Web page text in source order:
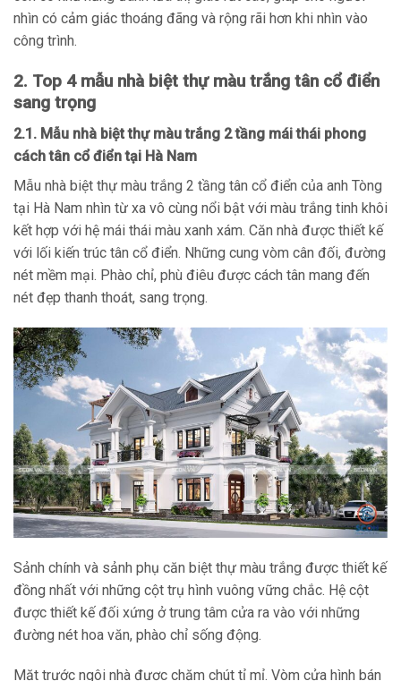
nhìn có cảm giác thoáng đãng và rộng rãi hơn khi nhìn vào
công trình.
2. Top 4 mẫu nhà biệt thự màu trắng tân cổ điển
sang trọng
2.1. Mẫu nhà biệt thự màu trắng 2 tầng mái thái phong
cách tân cổ điển tại Hà Nam
Mẫu nhà biệt thự màu trắng 2 tầng tân cổ điển của anh Tòng
tại Hà Nam nhìn từ xa vô cùng nổi bật với màu trắng tinh khôi
kết hợp với hệ mái thái màu xanh xám. Căn nhà được thiết kế
với lối kiến trúc tân cổ điển. Những cung vòm cân đối, đường
nét mềm mại. Phào chỉ, phù điêu được cách tân mang đến
nét đẹp thanh thoát, sang trọng.
Sảnh chính và sảnh phụ căn biệt thự màu trắng được thiết kế
đồng nhất với những cột trụ hình vuông vững chắc. Hệ cột
được thiết kế đối xứng ở trung tâm cửa ra vào với những
đường nét hoa văn, phào chỉ sống động.
Mặt trước ngôi nhà được chăm chút tỉ mỉ. Vòm cửa hình bán